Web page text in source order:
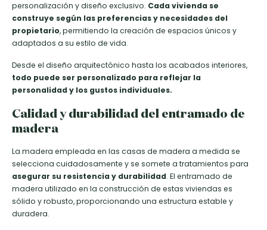
personalización y diseño exclusivo. Cada vivienda se
construye según las preferencias y necesidades del
propietario, permitiendo la creación de espacios únicos y
adaptados a su estilo de vida.
Desde el diseño arquitectónico hasta los acabados interiores,
todo puede ser personalizado para reflejar la
personalidad y los gustos individuales.
Calidad y durabilidad del entramado de
madera
La madera empleada en las casas de madera a medida se
selecciona cuidadosamente y se somete a tratamientos para
asegurar su resistencia y durabilidad. El entramado de
madera utilizado en la construcción de estas viviendas es
sólido y robusto, proporcionando una estructura estable y
duradera.